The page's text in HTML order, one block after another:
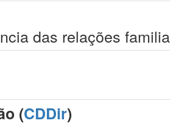
das relações
(CDDir)